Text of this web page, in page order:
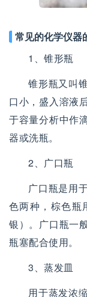
常见的化学仪器
1、锥形瓶
锥形瓶又叫
口小，盛入溶液
于容量分析中作
器或洗瓶。
2、广口瓶
广口瓶是用
色两种，棕色瓶
银）。广口瓶一
瓶塞配合使用。
3、蒸发皿
用于蒸发浓